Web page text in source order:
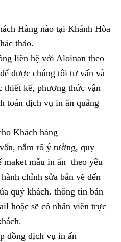
Hàng nào tại Khánh Hòa
thảo.
liên hệ với Aloinan theo
được chúng tôi tư vấn và
thiết kế, phương thức vận
toán dịch vụ in ấn quảng
Khách hàng
nắm rõ ý tưởng, quy
maket mẫu in ấn theo yêu
chỉnh sửa bản vẽ đến
quý khách. thông tin bản
hoặc sẽ có nhân viên trực
đồng dịch vụ in ấn